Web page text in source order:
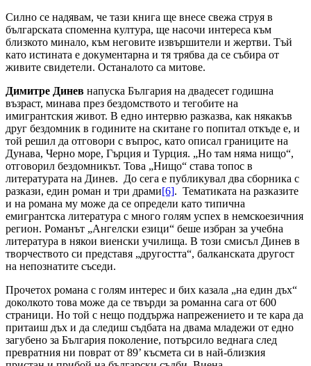
Силно се надявам, че тази книга ще внесе свежа струя в
българската споменна култура, ще насочи интереса към
близкото минало, към неговите извършители и жертви. Тъй
като истината е документарна и тя трябва да се събира от
живите свидетели. Останалото са митове.
Димитре Динев напуска България на двадесет годишна
възраст, минава през бездомството и тегобите на
имигрантския живот. В едно интервю разказва, как някакъв
друг бездомник в годините на скитане го попитал откъде е, и
той решил да отговори с въпрос, като описал границите на
Дунава, Черно море, Гърция и Турция. „Но там няма нищо“,
отговорил бездомникът. Това „Нищо“ става топос в
литературата на Динев. До сега е публикувал два сборника с
разкази, един роман и три драми[6]. Тематиката на разказите
и на романа му може да се определи като типична
емигрантска литература с много голям успех в немскоезичния
регион. Романът „Ангелски езици“ беше избран за учебна
литература в някои виенски училища. В този смисъл Динев в
творчеството си представя „другостта“, балканската другост
на непознатите съседи.
Прочетох романа с голям интерес и бих казала „на един дъх“
доколкото това може да се твърди за романна сага от 600
страници. Но той с нещо поддържа напрежението и те кара да
притаиш дъх и да следиш съдбата на двама младежи от едно
загубено за България поколение, потърсило веднага след
превратния ни поврат от 89’ късмета си в най-близкия